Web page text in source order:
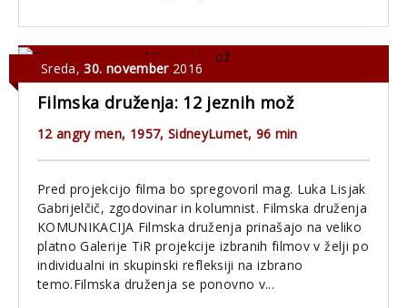
Sreda,30. november2016
Filmska druženja: 12 jeznih mož
12 angry men, 1957, SidneyLumet, 96 min
Pred projekcijo filma bo spregovoril mag. Luka Lisjak
Gabrijelčič, zgodovinar in kolumnist. Filmska druženja
KOMUNIKACIJA Filmska druženja prinašajo na veliko
platno Galerije TiR projekcije izbranih filmov v želji po
individualni in skupinski refleksiji na izbrano
temo.Filmska druženja se ponovno v...